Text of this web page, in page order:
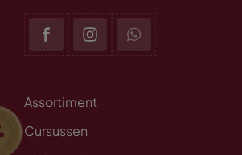
Assortiment
Cursussen